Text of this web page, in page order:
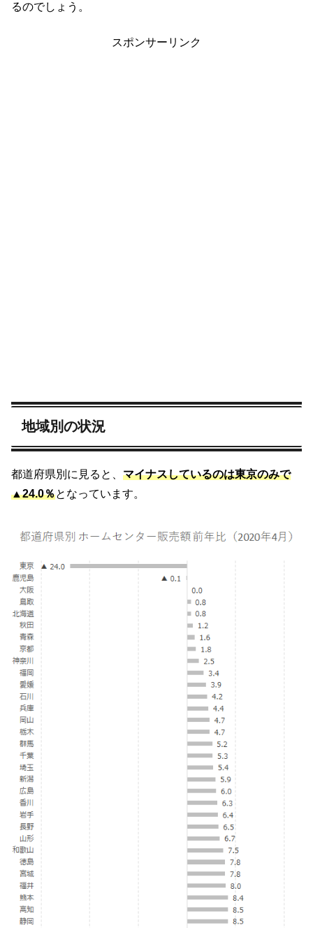
るのでしょう。
スポンサーリンク
地域別の状況
都道府県別に見ると、 マイナスしているのは東京のみで
▲24.0％となっています。